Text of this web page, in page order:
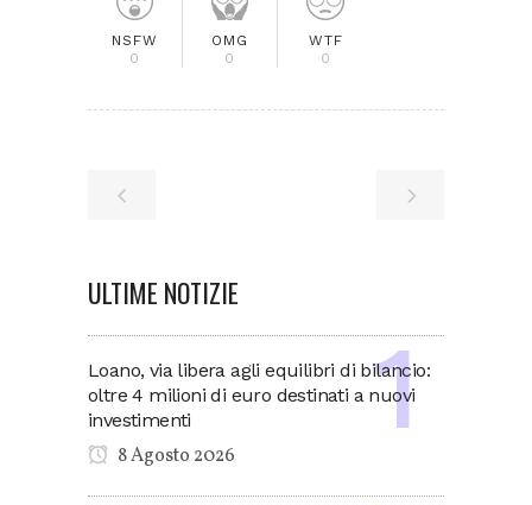
NSFW
0
OMG
0
WTF
0
ULTIME NOTIZIE
Loano, via libera agli equilibri di bilancio:
oltre 4 milioni di euro destinati a nuovi
investimenti
8 Agosto 2026